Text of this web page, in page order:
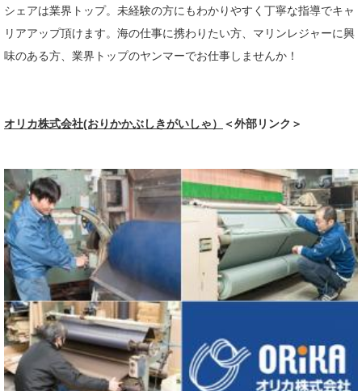
シェアは業界トップ。未経験の方にもわかりやすく丁寧な指導でキャ
リアアップ頂けます。海の仕事に携わりたい方、マリンレジャーに興
味のある方、業界トップのヤンマーでお仕事しませんか！
オリカ株式会社(おりかかぶしきがいしゃ） ＜外部リンク＞